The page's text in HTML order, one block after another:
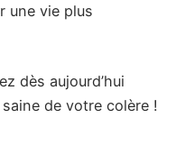
une vie plus
dès aujourd’hui
de votre colère !